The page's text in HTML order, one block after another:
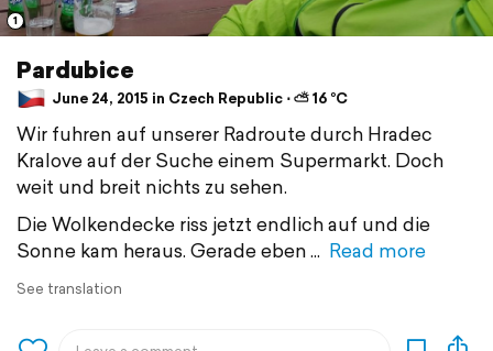
1
Pardubice
June 24, 2015 in Czech Republic ⋅ ⛅ 16 °C
Wir fuhren auf unserer Radroute durch Hradec
Kralove auf der Suche einem Supermarkt. Doch
weit und breit nichts zu sehen.
Die Wolkendecke riss jetzt endlich auf und die
Sonne kam heraus. Gerade eben
Read more
See translation